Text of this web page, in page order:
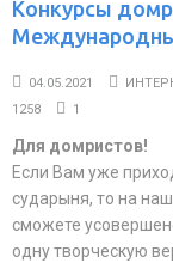
Конкурсы
04.05.2021
1258
1
Для домристов!
Если Вам уже
сударыня, то на
сможете
одну творческую